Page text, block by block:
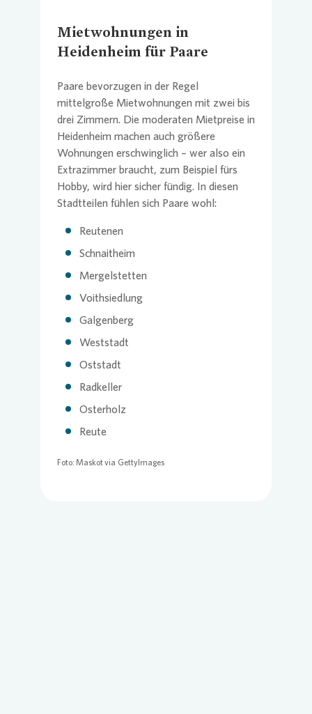
Mietwohnungen in
Heidenheim für Paare
Paare bevorzugen in der Regel
mittelgroße Mietwohnungen mit zwei bis
drei Zimmern. Die moderaten Mietpreise in
Heidenheim machen auch größere
Wohnungen erschwinglich – wer also ein
Extrazimmer braucht, zum Beispiel fürs
Hobby, wird hier sicher fündig. In diesen
Stadtteilen fühlen sich Paare wohl:
Reutenen
Schnaitheim
Mergelstetten
Voithsiedlung
Galgenberg
Weststadt
Oststadt
Radkeller
Osterholz
Reute
Foto: Maskot via GettyImages